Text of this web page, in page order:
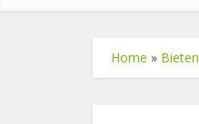
Home » Bieten